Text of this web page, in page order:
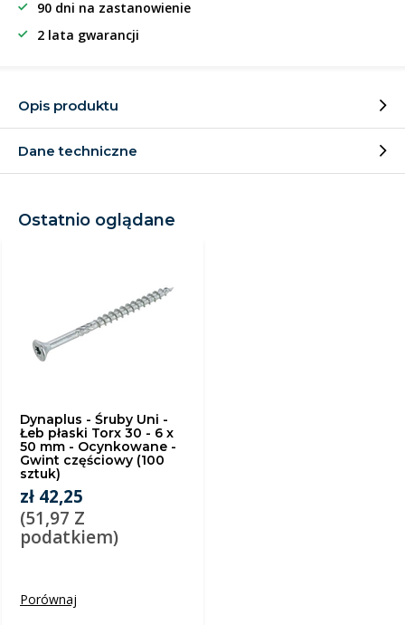
90 dni na zastanowienie
2 lata gwarancji
Opis produktu
Dane techniczne
Ostatnio oglądane
Dynaplus - Śruby Uni -
Łeb płaski Torx 30 - 6 x
50 mm - Ocynkowane -
Gwint częściowy (100
sztuk)
zł 42,25
(51,97 Z
podatkiem)
Porównaj